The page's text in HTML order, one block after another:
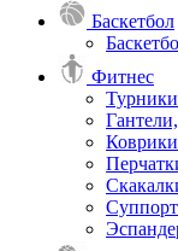
Баскетбол
Фитнес
Турники